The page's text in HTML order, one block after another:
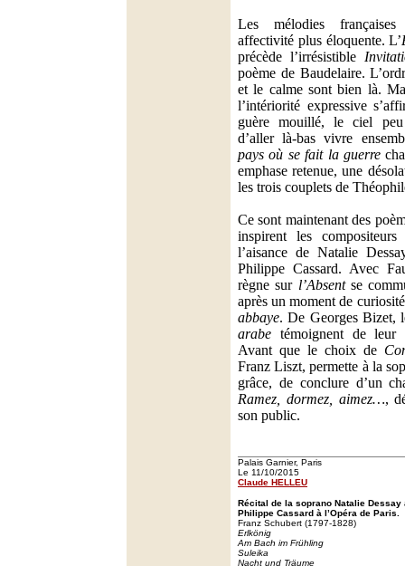
Les mélodies françaises
affectivité plus éloquente. L’
précède l’irrésistible
poème de Baudelaire.
et le calme sont bien là.
l’intériorité expressive
guère mouillé, le ciel
d’aller là-bas vivre
pays où se fait la guerre
emphase retenue, une
les trois couplets de
Ce sont maintenant des
inspirent les
l’aisance de Natalie
Philippe Cassard. Avec
règne sur l’Absentse
après un moment de
abbaye. De Georges Bizet,
arabe témoignent de leur
Avant que le choix de
Franz Liszt, permette à la
grâce, de conclure d’un
Ramez, dormez, aimez…,
son public.
Palais Garnier, Paris
Le 11/10/2015
Claude HELLEU
Récital de la soprano Natalie
Philippe Cassard à l’Opéra de Paris.
Franz Schubert (1797-1828)
Erlkönig
Am Bach im Frühling
Suleika
Nacht und Träume